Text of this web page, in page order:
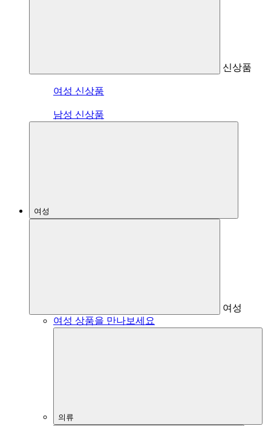
신상품
여성 신상품
남성 신상품
여성
여성
여성 상품을 만나보세요
의류